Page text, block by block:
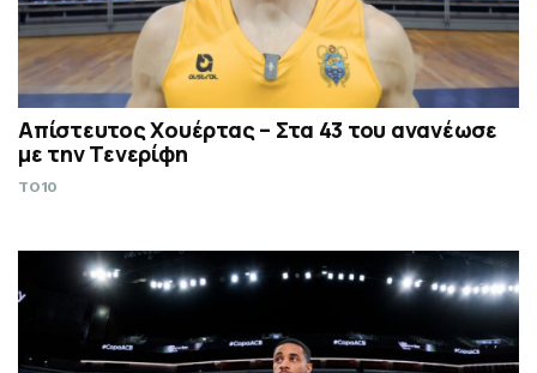
Απίστευτος Χουέρτας – Στα 43 του ανανέωσε
με την Τενερίφη
TO10